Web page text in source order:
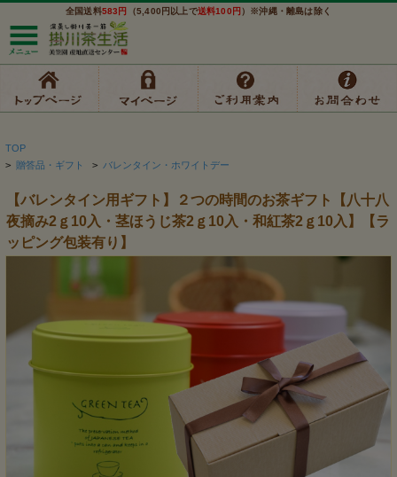
全国送料583円 （5,400円以上で送料100円 ）※沖縄・離島は除く
TOP
> 贈答品・ギフト > バレンタイン・ホワイトデー
【バレンタイン用ギフト】２つの時間のお茶ギフト【八十八
夜摘み2ｇ10入・茎ほうじ茶2ｇ10入・和紅茶2ｇ10入】【ラ
ッピング包装有り】